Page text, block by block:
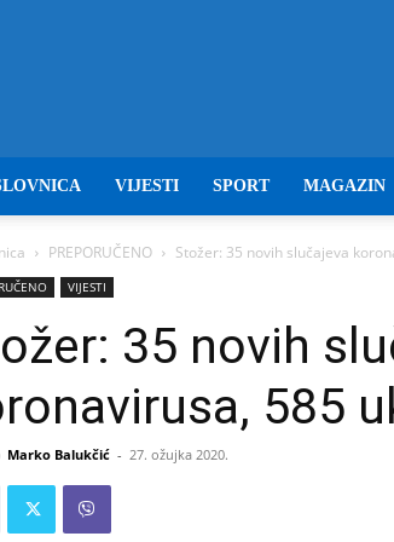
VIJESTI SPORT MAGAZIN
PREPORUČENO Stožer: 35 novih slučajeva
VIJESTI
35 novih
585
Marko Balukčić - 27. ožujka 2020.